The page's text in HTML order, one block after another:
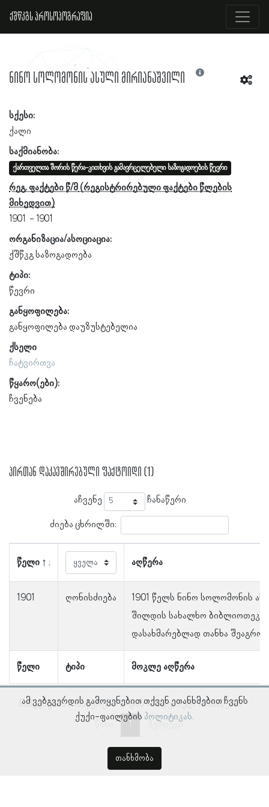
ქშწკგს პროსოპოგრაფია
ნინო სოლომონის ასული მირიანაშვილი
სქესი:
ქალი
საქმიანობა:
ქართველთა შორის წერა-კითხვის გამავრცელებელი საზოგადოების წევრი
რეგ. ფაქტები წ/მ
1901
1901
ორგანიზაცია/ასოციაცია:
ქშწკგ საზოგადოება
ტიპი:
წევრი
განყოფილება:
განყოფილება დაუზუსტებელია
ქსელი
ჩატვირთვა
წყარო(ები):
ჩვენება
პირთან დაკავშირებული ფაქტოიდი (1)
აჩვენე ჩანაწერი
ძიება ცხრილში:
წელი აღწერა
წელი ტიპი მოკლე აღწერა
1901 ღონისძიება
1901 წელს ნინო სოლომონის
შილდის სახალხო
დასახმარებლად თანხა
ნაჩვენებია ჩანაწერები 1–დან 1–მდე, სულ 1 ჩანაწერი
წინა
შემდეგი
ამ ვებგვერდის გამოყენებით თქვენ ეთანხმებით ჩვენს
ქუქი-ფაილების პოლიტიკას.
თანხმობა